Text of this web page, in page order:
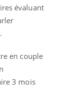
évaluant
en couple
3 mois
diabète de type 2
chez les
les soignants.